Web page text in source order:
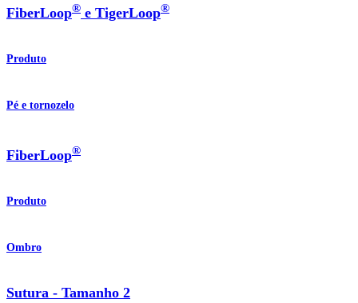
FiberLoop® e TigerLoop®
Produto
Pé e tornozelo
FiberLoop®
Produto
Ombro
Sutura - Tamanho 2